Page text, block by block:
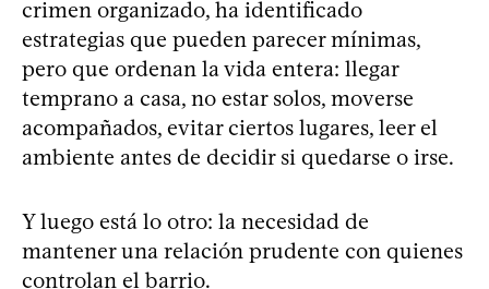
crimen organizado, ha identificado
estrategias que pueden parecer mínimas,
pero que ordenan la vida entera: llegar
temprano a casa, no estar solos, moverse
acompañados, evitar ciertos lugares, leer el
ambiente antes de decidir si quedarse o irse.
Y luego está lo otro: la necesidad de
mantener una relación prudente con quienes
controlan el barrio.